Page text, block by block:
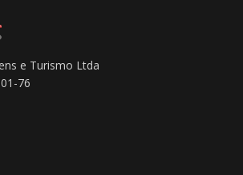
e Turismo Ltda
76